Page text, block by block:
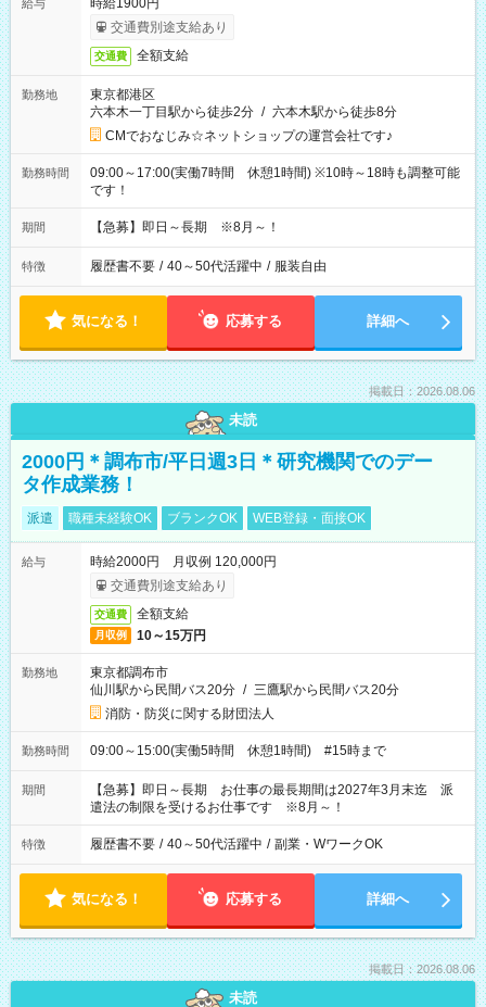
給与
時給1900円
交通費別途支給あり
交通費 全額支給
勤務地
東京都港区
六本木一丁目駅から徒歩2分 / 六本木駅から徒歩8分
CMでおなじみ☆ネットショップの運営会社です♪
勤務時間
09:00～17:00(実働7時間 休憩1時間) ※10時～18時も調整可能
です！
期間 【急募】即日～長期 ※8月～！
特徴 履歴書不要 / 40～50代活躍中 / 服装自由
気になる！ 応募する 詳細へ
掲載日：2026.08.06
未読
2000円＊調布市/平日週3日＊研究機関でのデー
タ作成業務！
派遣 職種未経験OK ブランクOK WEB登録・面接OK
給与
時給2000円 月収例 120,000円
交通費別途支給あり
交通費 全額支給
月収例 10～15万円
勤務地
東京都調布市
仙川駅から民間バス20分 / 三鷹駅から民間バス20分
消防・防災に関する財団法人
勤務時間 09:00～15:00(実働5時間 休憩1時間) #15時まで
期間
【急募】即日～長期 お仕事の最長期間は2027年3月末迄 派
遣法の制限を受けるお仕事です ※8月～！
特徴 履歴書不要 / 40～50代活躍中 / 副業・WワークOK
気になる！ 応募する 詳細へ
掲載日：2026.08.06
未読